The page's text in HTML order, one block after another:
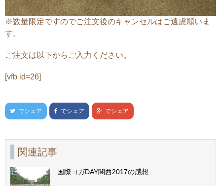
※数量限定ですのでご注文後のキャンセルはご遠慮願いま
す。
ご注文は以下からご入力ください。
[vfb id=26]
でシェア でシェア でシェア
関連記事
国際ヨガDAY関西2017の感想